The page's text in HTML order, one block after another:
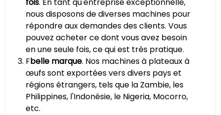
nous disposons de diverses machines pour
répondre aux demandes des clients. Vous
pouvez acheter ce dont vous avez besoin
en une seule fois, ce qui est très pratique.
Fbelle marque. Nos machines à plateaux à
œufs sont exportées vers divers pays et
régions étrangers, tels que la Zambie, les
Philippines, l'Indonésie, le Nigeria, Mocorro,
etc.